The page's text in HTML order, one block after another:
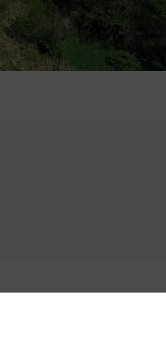
Kocka i Woli Skromowskiej